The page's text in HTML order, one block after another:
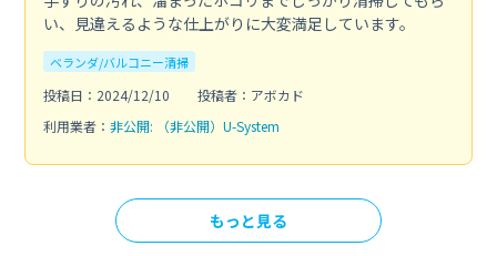
い、見違えるような仕上がりに大変満足しています。
ベランダ/バルコニー清掃
投稿日：2024/12/10
投稿者：アボカド
利用業者： 非公開: （非公開）U-System
もっと見る